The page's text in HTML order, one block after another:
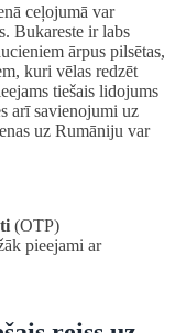
ceļojumā var
Bukareste ir labs
ārpus pilsētas,
kuri vēlas redzēt
tiešais lidojums
arī savienojumi uz
uz Rumāniju var
(OTP)
pieejami ar